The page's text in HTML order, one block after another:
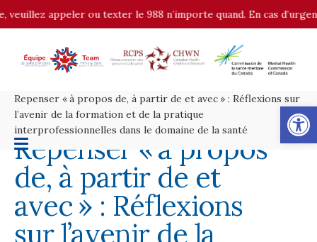
appeler ou texter le 988 n’importe quand. En cas
Repenser « à propos de, à partir de et avec » : Réflexions sur
l’avenir de la formation et de la pratique
interprofessionnelles dans le domaine de la santé
Repenser « à propos
de, à partir de et
avec » : Réflexions
sur l’avenir de la